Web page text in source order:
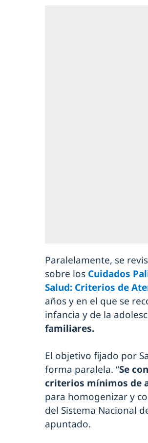
Paralelamente, se
sobre los Cuidados
Salud: Criterios de
años y en el que se
infancia y de la
familiares.
El objetivo fijado por
forma paralela. “Se
criterios mínimos de
para homogenizar y
del Sistema Nacional
apuntado.